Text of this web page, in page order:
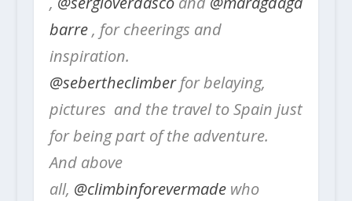
barre, for cheerings and
inspiration.
@sebertheclimberfor belaying,
pictures and the travel to Spain just
for being part of the adventure.
And above
all, @climbinforevermadewho